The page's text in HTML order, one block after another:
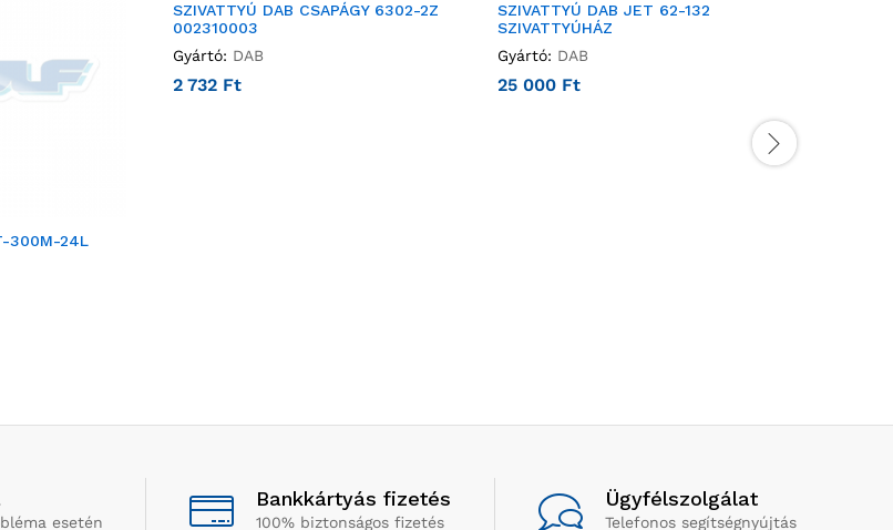
300M-24L
SZIVATTYÚ DAB CSAPÁGY 6302-2Z
002310003
Gyártó: DAB
2 732 Ft
SZIVATTYÚ DAB JET 62-132
SZIVATTYÚHÁZ
Gyártó: DAB
25 000 Ft
esetén
Bankkártyás fizetés
100% biztonságos fizetés
Ügyfélszolgálat
Telefonos segítségnyújtás